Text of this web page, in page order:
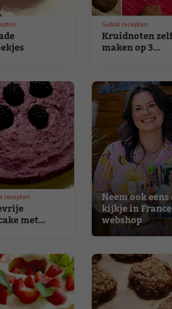
Kruidnoten
maken op 3
Gebak recepten
met
recepten
Neem ook eens
kijkje in
webshop